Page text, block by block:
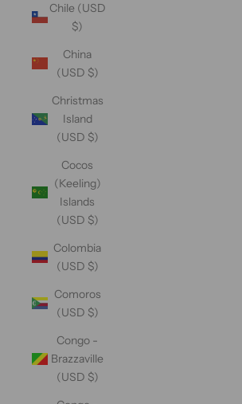
Chile (USD
$)
China
(USD $)
Christmas
Island
(USD $)
Cocos
(Keeling)
Islands
(USD $)
Colombia
(USD $)
Comoros
(USD $)
Congo -
Brazzaville
(USD $)